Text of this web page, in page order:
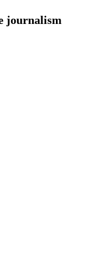
journalism